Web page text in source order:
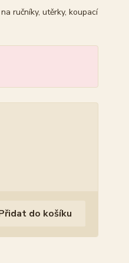
ručníky, utěrky, koupací
do košíku